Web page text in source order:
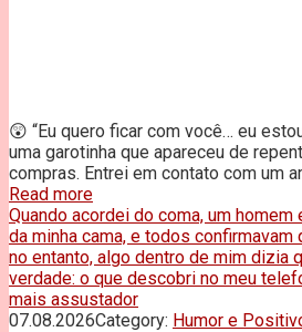
😲 “Eu quero ficar com você… eu
uma garotinha que apareceu de
compras. Entrei em contato com um
Read more
Quando acordei do coma, um
da minha cama, e todos confirmavam
no entanto, algo dentro de mim dizia
verdade: o que descobri no meu
mais assustador
07.08.2026Category: Humor e